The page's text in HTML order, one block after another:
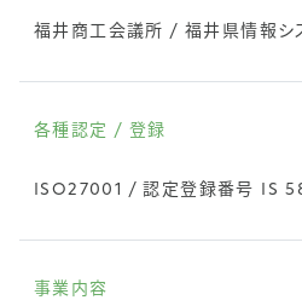
福井商工会議所 / 福井県情報シ
各種認定 / 登録
ISO27001 / 認定登録番号 IS
事業内容